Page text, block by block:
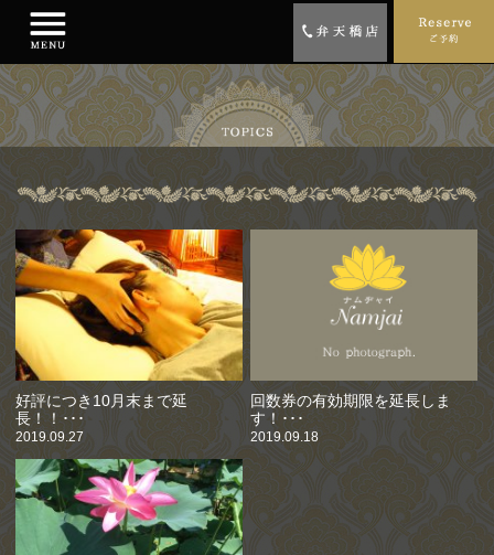
好評につき10月末まで延
長！！･･･
2019.09.27
回数券の有効期限を延長しま
す！･･･
2019.09.18